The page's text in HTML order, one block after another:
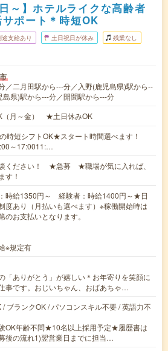
～】ホテルライクな高齢者
ポート＊時短OK
途支給あり 土日祝日が休み 残業なし
／二月田駅から---分／入野(鹿児島県)駅から--
島県)駅から---分／開聞駅から---分
（月～金） ★土日休みOK
時短シフトOK★スタート時間選べます！
～17:0011:…
ください！ ★急募 ★職場が気に入れば、
す！
時給1350円～ 経験者：時給1400円～★日
度あり（月払いも選べます）※稼働開始時は
のお支払いとなります。
※規定有
「ありがとう」が嬉しい＊お年寄りを笑顔に
事です。おじいちゃん、おばあちゃ…
/ ブランクOK / パソコンスキル不要 / 英語力不
OK年齢不問★10名以上採用予定★履歴書は
後の流れ1)翌営業日までに担当…